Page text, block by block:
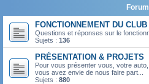
Forum
FONCTIONNEMENT DU
Questions et réponses sur le
Sujets : 136
PRÉSENTATION & PROJETS
Pour vous présenter vous, votre
vous avez envie de nous faire part...
Sujets : 880